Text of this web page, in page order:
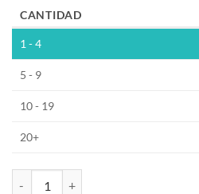
CANTIDAD
1 - 4
5 - 9
10 - 19
20+